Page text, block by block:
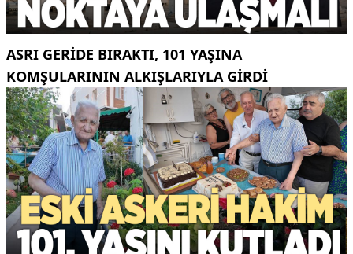
ASRI GERIDE BIRAKTI, 101 YAŞINA
KOMŞULARININ ALKIŞLARIYLA GIRDI